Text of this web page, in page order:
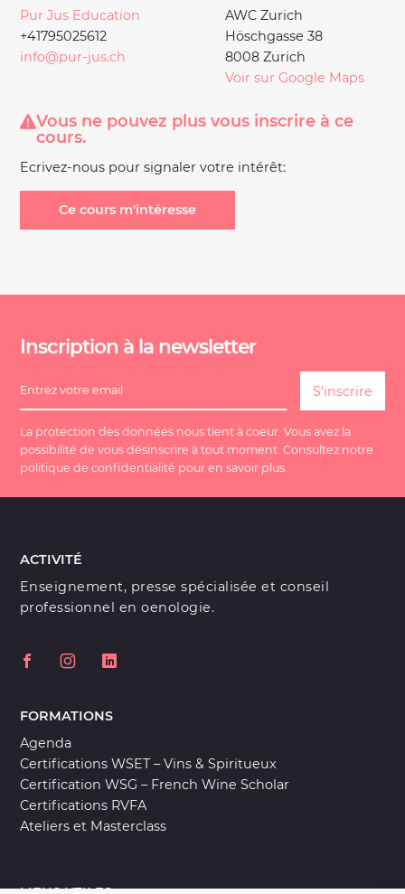
Pur Jus Education
+41795025612
info@pur-jus.ch
AWC Zurich
Höschgasse 38
8008 Zurich
Voir sur Google Maps
Vous ne pouvez plus vous inscrire à ce
cours.
Ecrivez-nous pour signaler votre intérêt:
Ce cours m'intéresse
Inscription à la newsletter
La protection des données nous tient à coeur. Vous avez la
possibilité de vous désinscrire à tout moment. Consultez notre
politique de confidentialité pour en savoir plus.
ACTIVITÉ
Enseignement, presse spécialisée et conseil
professionnel en oenologie.
FORMATIONS
Agenda
Certifications WSET – Vins & Spiritueux
Certification WSG – French Wine Scholar
Certifications RVFA
Ateliers et Masterclass